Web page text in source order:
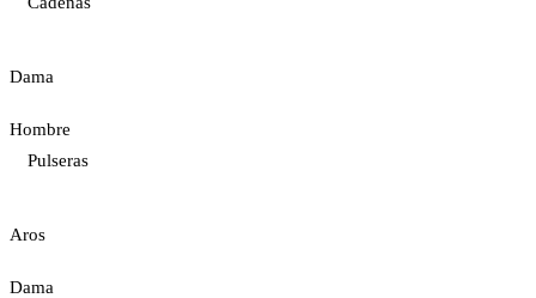
Dama
Hombre
Pulseras
Aros
Dama